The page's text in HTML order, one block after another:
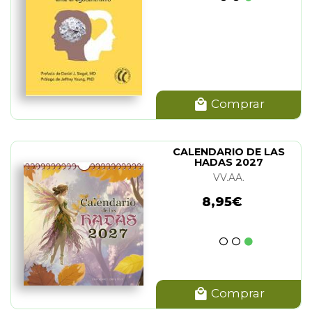
Comprar
CALENDARIO DE LAS
HADAS 2027
VV.AA.
8,95€
Comprar